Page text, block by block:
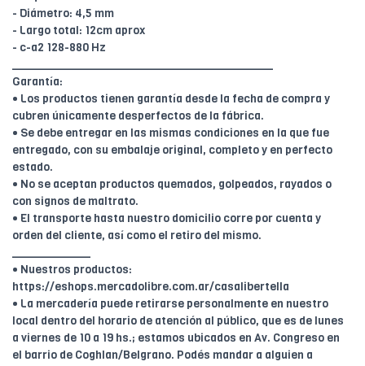
- Diámetro: 4,5 mm
- Largo total: 12cm aprox
- c-a2 128-880 Hz
________________________________________
Garantía:
• Los productos tienen garantía desde la fecha de compra y
cubren únicamente desperfectos de la fábrica.
• Se debe entregar en las mismas condiciones en la que fue
entregado, con su embalaje original, completo y en perfecto
estado.
• No se aceptan productos quemados, golpeados, rayados o
con signos de maltrato.
• El transporte hasta nuestro domicilio corre por cuenta y
orden del cliente, así como el retiro del mismo.
____________
• Nuestros productos:
https://eshops.mercadolibre.com.ar/casalibertella
• La mercadería puede retirarse personalmente en nuestro
local dentro del horario de atención al público, que es de lunes
a viernes de 10 a 19 hs.; estamos ubicados en Av. Congreso en
el barrio de Coghlan/Belgrano. Podés mandar a alguien a